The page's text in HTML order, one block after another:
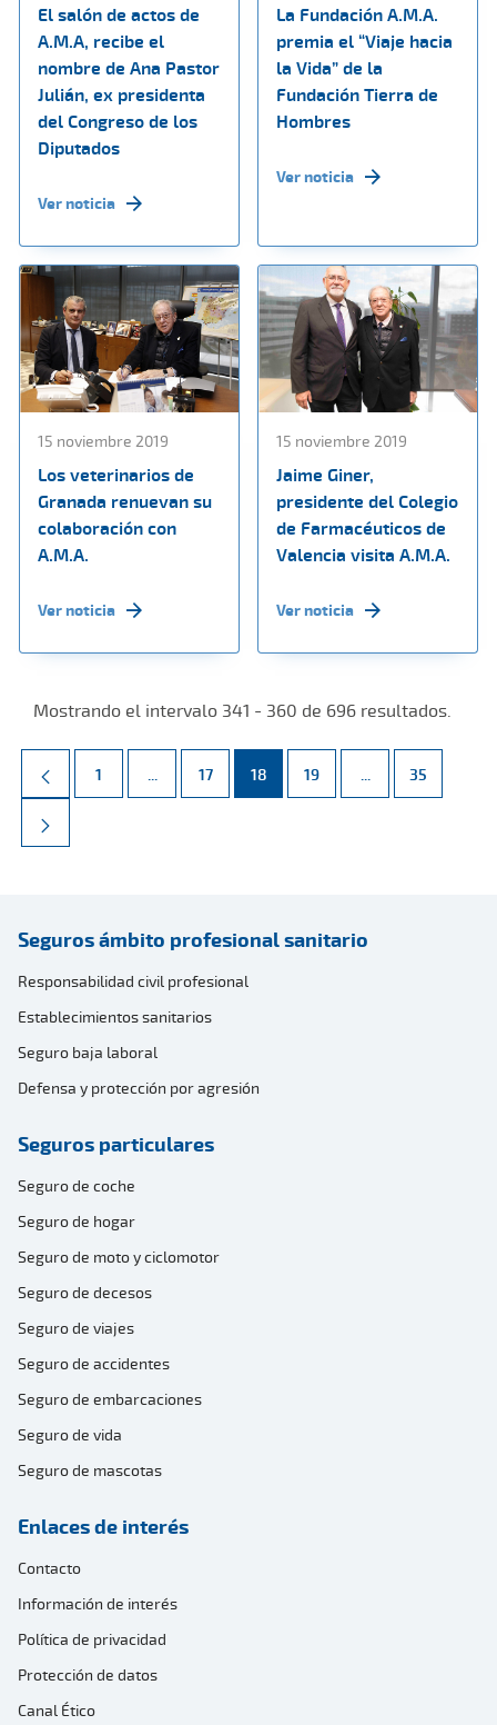
El salón de actos de
A.M.A, recibe el
nombre de Ana Pastor
Julián, ex presidenta
del Congreso de los
Diputados
Ver noticia
La Fundación A.M.A.
premia el “Viaje hacia
la Vida” de la
Fundación Tierra de
Hombres
Ver noticia
15 noviembre 2019
Los veterinarios de
Granada renuevan su
colaboración con
A.M.A.
Ver noticia
15 noviembre 2019
Jaime Giner,
presidente del Colegio
de Farmacéuticos de
Valencia visita A.M.A.
Ver noticia
Mostrando el intervalo 341 - 360 de 696 resultados.
Página
1 ... Páginas intermedias Use TAB para desplazarse.
Página
17 Página
18 Página
19 ... Páginas
Página
35
Seguros ámbito profesional sanitario
Responsabilidad civil profesional
Establecimientos sanitarios
Seguro baja laboral
Defensa y protección por agresión
Seguros particulares
Seguro de coche
Seguro de hogar
Seguro de moto y ciclomotor
Seguro de decesos
Seguro de viajes
Seguro de accidentes
Seguro de embarcaciones
Seguro de vida
Seguro de mascotas
Enlaces de interés
Contacto
Información de interés
Política de privacidad
Protección de datos
Canal Ético